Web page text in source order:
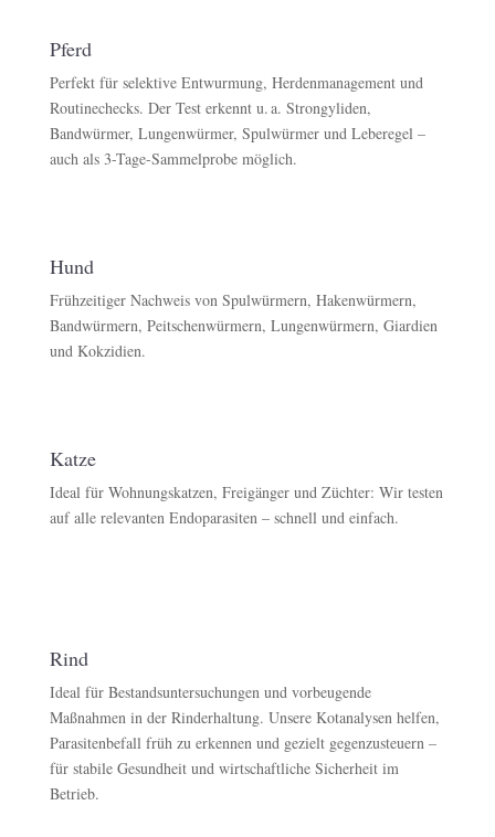
Pferd
Perfekt für selektive Entwurmung, Herdenmanagement und
Routinechecks. Der Test erkennt u. a. Strongyliden,
Bandwürmer, Lungenwürmer, Spulwürmer und Leberegel –
auch als 3-Tage-Sammelprobe möglich.
Hund
Frühzeitiger Nachweis von Spulwürmern, Hakenwürmern,
Bandwürmern, Peitschenwürmern, Lungenwürmern, Giardien
und Kokzidien.
Katze
Ideal für Wohnungskatzen, Freigänger und Züchter: Wir testen
auf alle relevanten Endoparasiten – schnell und einfach.
Rind
Ideal für Bestandsuntersuchungen und vorbeugende
Maßnahmen in der Rinderhaltung. Unsere Kotanalysen helfen,
Parasitenbefall früh zu erkennen und gezielt gegenzusteuern –
für stabile Gesundheit und wirtschaftliche Sicherheit im
Betrieb.